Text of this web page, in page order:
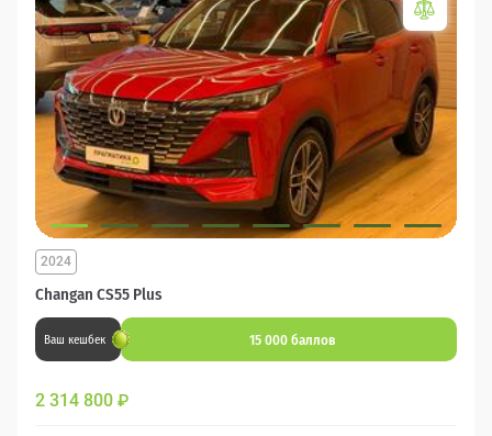
Changan CS55 Plus
2024
Ваш кешбек 15 000 баллов
2 314 800 ₽